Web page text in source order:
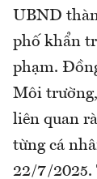
UBND
phố khẩn
phạm.
Môi
liên quan
từng cá
22/7/2025.